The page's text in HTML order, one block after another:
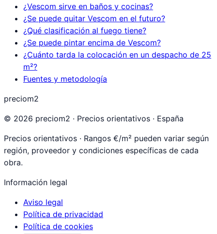
¿Vescom sirve en baños y cocinas?
¿Se puede quitar Vescom en el futuro?
¿Qué clasificación al fuego tiene?
¿Se puede pintar encima de Vescom?
¿Cuánto tarda la colocación en un despacho de 25
m²?
Fuentes y metodología
preciom2
© 2026 preciom2 · Precios orientativos · España
Precios orientativos · Rangos €/m² pueden variar según
región, proveedor y condiciones específicas de cada
obra.
Información legal
Aviso legal
Política de privacidad
Política de cookies